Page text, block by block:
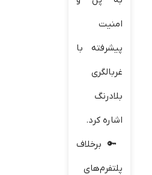
امنیت
پیشرفته با
غربالگری
بلادرنگ
اشاره کرد.
برخلاف
پلتفرم‌های